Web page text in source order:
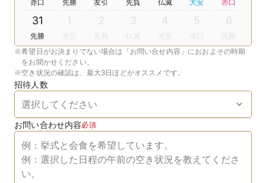
赤口 先勝 友引 先負 仏滅 大安 赤口
31
先勝
1
友引
2
先負
3
仏滅
4
大安
5 6
※希望日がお決まりでない場合は「お問い合せ内容」におおよその時期
をお聞かせください。
※空き状況の確認は、最大3日ほどがオススメです。
招待人数
お問い合わせ内容必須